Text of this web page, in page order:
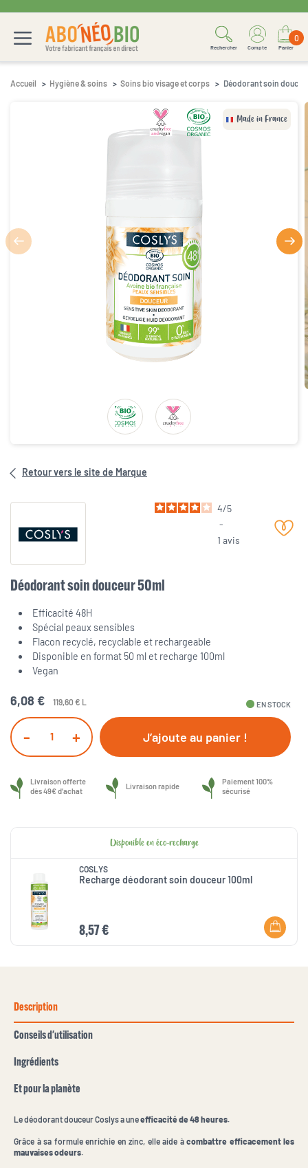
Rechercher Compte
0
Panier
Accueil Hygiène & soins Soins bio visage et corps Déodorant soin
Made in France
Retour vers le site de Marque
4/5
-
1 avis
Déodorant soin douceur 50ml
Efficacité 48H
Spécial peaux sensibles
Flacon recyclé, recyclable et rechargeable
Disponible en format 50 ml et recharge 100ml
Vegan
6,08 € 119,60 € L fiber_manual_record EN STOCK
- + J’ajoute au panier !
Livraison offerte
dès 49€ d’achat
Livraison rapide
Paiement 100%
sécurisé
Disponible en éco-recharge
COSLYS
Recharge déodorant soin douceur 100ml
8,57 €
Description
Conseils d'utilisation
Ingrédients
Et pour la planète
Le déodorant douceur Coslys a uneefficacité de 48 heures
Grâce à sa formule enrichie en zinc, elle aide à combattre efficacement les
mauvaises odeurs